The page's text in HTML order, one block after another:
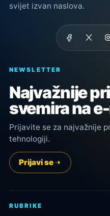
svijet izvan naslova.
NEWSLETTER
Najvažnije
svemira na
Prijavite se za najvažnije
tehnologiji.
Prijavi se
RUBRIKE